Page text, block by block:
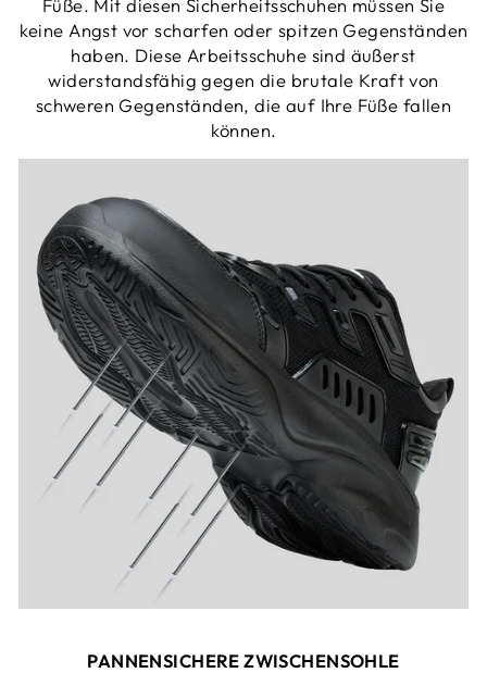
Füße. Mit diesen Sicherheitsschuhen müssen Sie
keine Angst vor scharfen oder spitzen Gegenständen
haben. Diese Arbeitsschuhe sind äußerst
widerstandsfähig gegen die brutale Kraft von
schweren Gegenständen, die auf Ihre Füße fallen
können.
PANNENSICHERE ZWISCHENSOHLE